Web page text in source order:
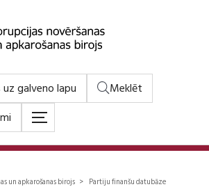
galveno lapu
Meklēt
un apkarošanas birojs > Partiju finanšu datubāze